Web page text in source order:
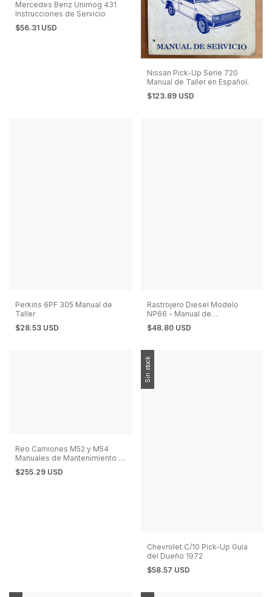
Mercedes Benz Unimog 431
Instrucciones de Servicio
$56.31 USD
Nissan Pick-Up Serie 720
Manual de Taller en Español.
$123.89 USD
Perkins 6PF 305 Manual de
Taller
$28.53 USD
Rastrojero Diesel Modelo
NP66 - Manual de
Instrucciones
$48.80 USD
Reo Camiones M52 y M54
Manuales de Mantenimiento y
Reparación en Español
$255.29 USD
Sin stock
Chevrolet C/10 Pick-Up Guía
del Dueño 1972
$58.57 USD